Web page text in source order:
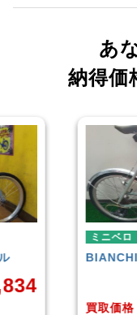
あ
納得価
ミニベロ
tern
買取価格